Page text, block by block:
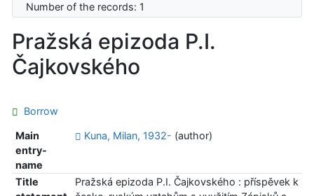
Number of the records: 1
Pražská epizoda P.I.
Čajkovského
Borrow
Main
entry-
name
Kuna, Milan, 1932- (author)
Title
Pražská epizoda P.I. Čajkovského : příspěvek k